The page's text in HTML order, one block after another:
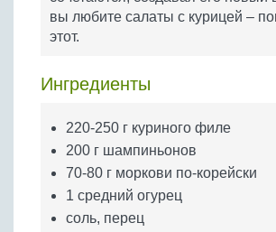
Бобовые
Яйца
вы любите салаты с курицей –
этот.
Ингредиенты
220-250 г куриного филе
200 г шампиньонов
70-80 г моркови по-корейски
1 средний огурец
соль, перец